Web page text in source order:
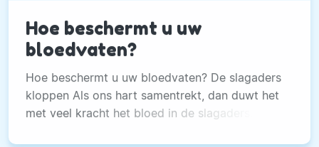
Hoe beschermt u uw
bloedvaten?
Hoe beschermt u uw bloedvaten? De slagaders
kloppen Als ons hart samentrekt, dan duwt het
met veel kracht het bloed in de slagaders.